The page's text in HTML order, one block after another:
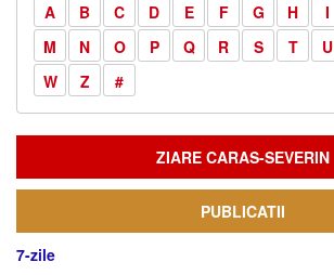
A B C D E F G H I
M
N O P Q R S T U
W
Z #
ZIARE CARAS-SEVERIN
PUBLICATII
7-zile